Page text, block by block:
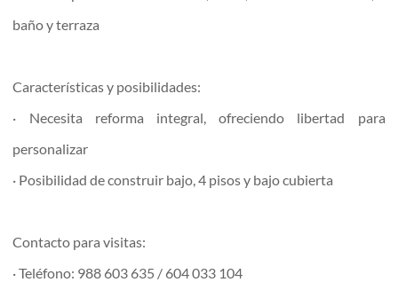
baño y terraza
Características y posibilidades:
· Necesita reforma integral, ofreciendo libertad para
personalizar
· Posibilidad de construir bajo, 4 pisos y bajo cubierta
Contacto para visitas:
· Teléfono: 988 603 635 / 604 033 104